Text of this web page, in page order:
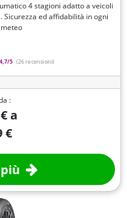
4 stagioni adatto a veicoli
Sicurezza ed affidabilità in ogni
4,7/5 (26 recensioni)
:
a
€